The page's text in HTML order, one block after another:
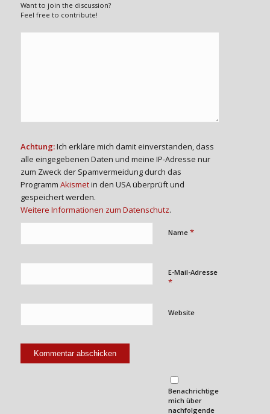
Want to join the discussion?
Feel free to contribute!
Achtung:Ich erkläre mich damit einverstanden, dass
alle eingegebenen Daten und meine IP-Adresse nur
zum Zweck der Spamvermeidung durch das
Programm Akismetin den USA überprüft und
gespeichert werden.
Weitere Informationen zum Datenschutz.
Name *
E-Mail-Adresse
*
Website
Benachrichtige
mich über
nachfolgende